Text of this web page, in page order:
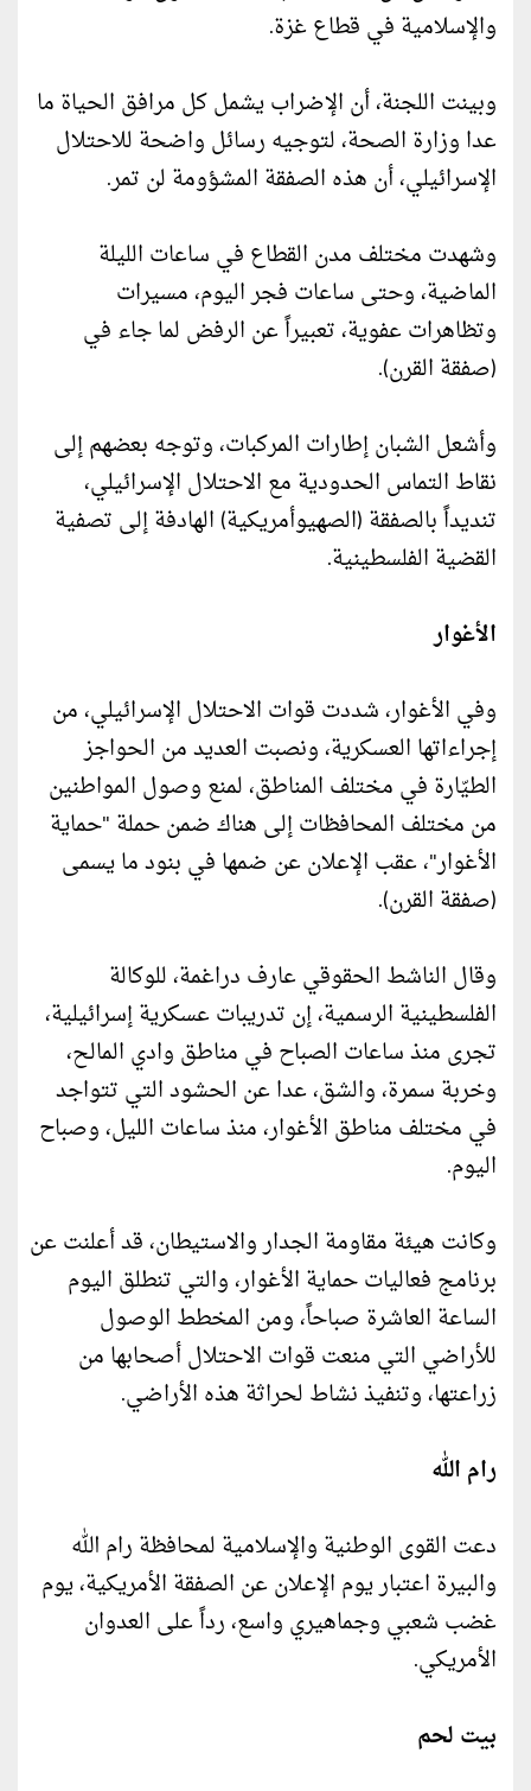
والإسلامية في قطاع غزة.
وبينت اللجنة، أن الإضراب يشمل كل مرافق الحياة ما
عدا وزارة الصحة، لتوجيه رسائل واضحة للاحتلال
الإسرائيلي، أن هذه الصفقة المشؤومة لن تمر.
وشهدت مختلف مدن القطاع في ساعات الليلة
الماضية، وحتى ساعات فجر اليوم، مسيرات
وتظاهرات عفوية، تعبيراً عن الرفض لما جاء في
(صفقة القرن).
وأشعل الشبان إطارات المركبات، وتوجه بعضهم إلى
نقاط التماس الحدودية مع الاحتلال الإسرائيلي،
تنديداً بالصفقة (الصهيوأمريكية) الهادفة إلى تصفية
القضية الفلسطينية.
الأغوار
وفي الأغوار، شددت قوات الاحتلال الإسرائيلي، من
إجراءاتها العسكرية، ونصبت العديد من الحواجز
الطيّارة في مختلف المناطق، لمنع وصول المواطنين
من مختلف المحافظات إلى هناك ضمن حملة "حماية
الأغوار"، عقب الإعلان عن ضمها في بنود ما يسمى
(صفقة القرن).
وقال الناشط الحقوقي عارف دراغمة، للوكالة
الفلسطينية الرسمية، إن تدريبات عسكرية إسرائيلية،
تجرى منذ ساعات الصباح في مناطق وادي المالح،
وخربة سمرة، والشق، عدا عن الحشود التي تتواجد
في مختلف مناطق الأغوار، منذ ساعات الليل، وصباح
اليوم.
وكانت هيئة مقاومة الجدار والاستيطان، قد أعلنت عن
برنامج فعاليات حماية الأغوار، والتي تنطلق اليوم
الساعة العاشرة صباحاً، ومن المخطط الوصول
للأراضي التي منعت قوات الاحتلال أصحابها من
زراعتها، وتنفيذ نشاط لحراثة هذه الأراضي.
رام الله
دعت القوى الوطنية والإسلامية لمحافظة رام الله
والبيرة اعتبار يوم الإعلان عن الصفقة الأمريكية، يوم
غضب شعبي وجماهيري واسع، رداً على العدوان
الأمريكي.
بيت لحم